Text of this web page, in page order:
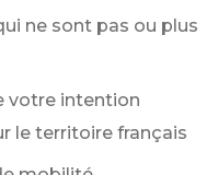
ne sont pas ou plus
votre intention
le territoire français